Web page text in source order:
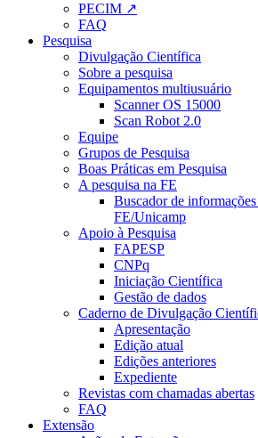
PECIM ↗
FAQ
Pesquisa
Divulgação Científica
Sobre a pesquisa
Equipamentos multiusuário
Scanner OS 15000
Scan Robot 2.0
Equipe
Grupos de Pesquisa
Boas Práticas em Pesquisa
A pesquisa na FE
Buscador de
FE/Unicamp
Apoio à Pesquisa
FAPESP
CNPq
Iniciação Científica
Gestão de dados
Caderno de Divulgação
Apresentação
Edição atual
Edições anteriores
Expediente
Revistas com chamadas abertas
FAQ
Extensão